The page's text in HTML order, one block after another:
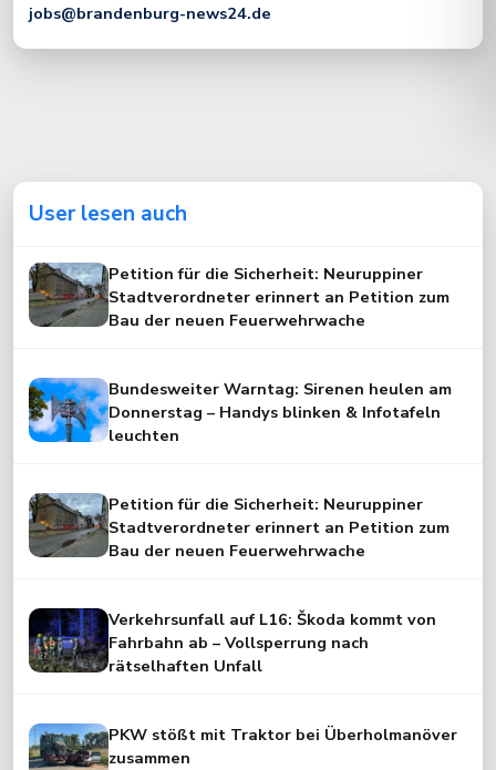
jobs@brandenburg-news24.de
User lesen auch
Petition für die Sicherheit: Neuruppiner
Stadtverordneter erinnert an Petition zum
Bau der neuen Feuerwehrwache
Bundesweiter Warntag: Sirenen heulen am
Donnerstag – Handys blinken & Infotafeln
leuchten
Petition für die Sicherheit: Neuruppiner
Stadtverordneter erinnert an Petition zum
Bau der neuen Feuerwehrwache
Verkehrsunfall auf L16: Škoda kommt von
Fahrbahn ab – Vollsperrung nach
rätselhaften Unfall
PKW stößt mit Traktor bei Überholmanöver
zusammen